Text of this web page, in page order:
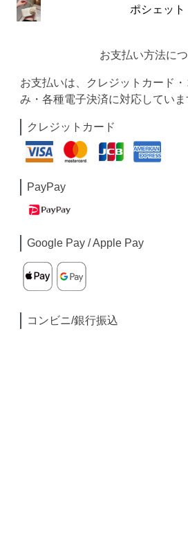
ポシェット
お支払い方法に
お支払いは、クレジットカード
み・各種電子決済に対応していま
クレジットカード
PayPay
Google Pay / Apple Pay
コンビニ/銀行振込